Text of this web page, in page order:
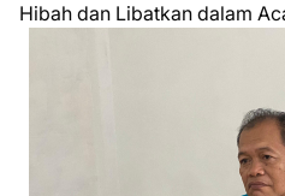
Hibah dan Libatkan dalam